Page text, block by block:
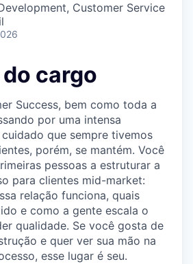
Customer Service
cargo
Success, bem como toda a
por uma intensa
que sempre tivemos
porém, se mantém. Você
pessoas a estruturar a
para clientes mid-market:
relação funciona, quais
e como a gente escala o
qualidade. Se você gosta de
e quer ver sua mão na
esse lugar é seu.